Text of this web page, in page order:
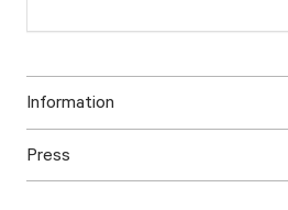
Information
ISBN: 0000000000001
Press